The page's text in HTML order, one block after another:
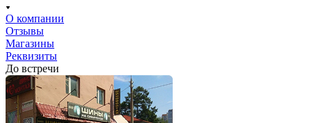
О компании
Отзывы
Магазины
Реквизиты
До встречи